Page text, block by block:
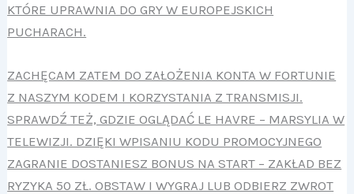
KTÓRE UPRAWNIA DO GRY W EUROPEJSKICH
PUCHARACH.
ZACHĘCAM ZATEM DO ZAŁOŻENIA KONTA W FORTUNIE
Z NASZYM KODEM I KORZYSTANIA Z TRANSMISJI.
SPRAWDŹ TEŻ, GDZIE OGLĄDAĆ LE HAVRE – MARSYLIA W
TELEWIZJI. DZIĘKI WPISANIU KODU PROMOCYJNEGO
ZAGRANIE DOSTANIESZ BONUS NA START – ZAKŁAD BEZ
RYZYKA 50 ZŁ. OBSTAW I WYGRAJ LUB ODBIERZ ZWROT